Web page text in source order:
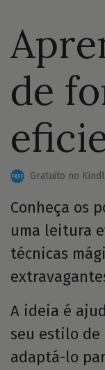
de
Gratuito no
Conheça os
uma leitura
técnicas
A ideia é
seu estilo de
adaptá-lo